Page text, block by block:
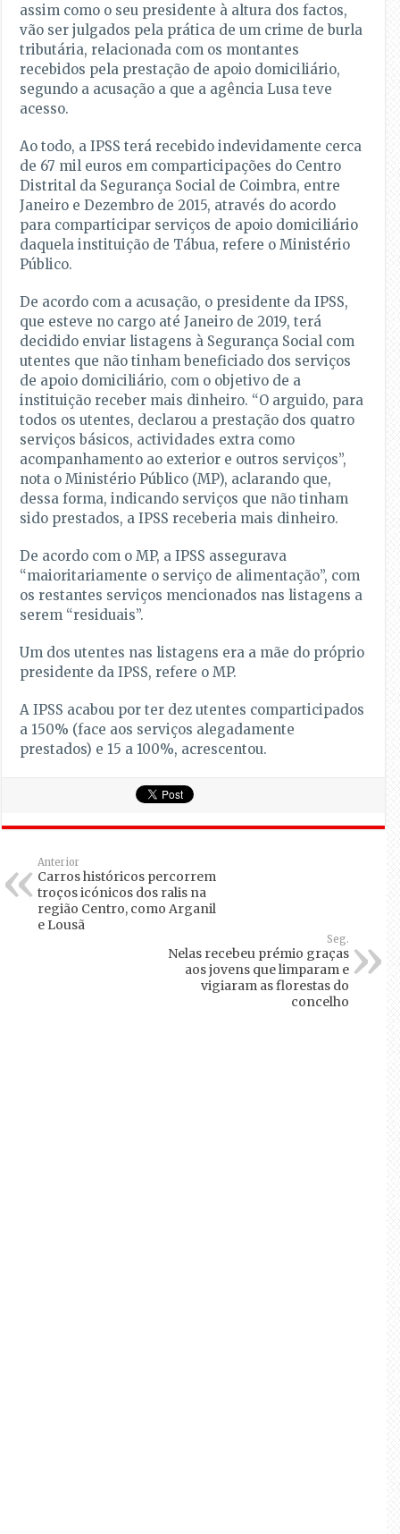
assim como o seu presidente à altura dos factos,
vão ser julgados pela prática de um crime de burla
tributária, relacionada com os montantes
recebidos pela prestação de apoio domiciliário,
segundo a acusação a que a agência Lusa teve
acesso.
Ao todo, a IPSS terá recebido indevidamente cerca
de 67 mil euros em comparticipações do Centro
Distrital da Segurança Social de Coimbra, entre
Janeiro e Dezembro de 2015, através do acordo
para comparticipar serviços de apoio domiciliário
daquela instituição de Tábua, refere o Ministério
Público.
De acordo com a acusação, o presidente da IPSS,
que esteve no cargo até Janeiro de 2019, terá
decidido enviar listagens à Segurança Social com
utentes que não tinham beneficiado dos serviços
de apoio domiciliário, com o objetivo de a
instituição receber mais dinheiro. “O arguido, para
todos os utentes, declarou a prestação dos quatro
serviços básicos, actividades extra como
acompanhamento ao exterior e outros serviços”,
nota o Ministério Público (MP), aclarando que,
dessa forma, indicando serviços que não tinham
sido prestados, a IPSS receberia mais dinheiro.
De acordo com o MP, a IPSS assegurava
“maioritariamente o serviço de alimentação”, com
os restantes serviços mencionados nas listagens a
serem “residuais”.
Um dos utentes nas listagens era a mãe do próprio
presidente da IPSS, refere o MP.
A IPSS acabou por ter dez utentes comparticipados
a 150% (face aos serviços alegadamente
prestados) e 15 a 100%, acrescentou.
Anterior
Carros históricos percorrem
troços icónicos dos ralis na
região Centro, como Arganil
e Lousã
Seg.
Nelas recebeu prémio graças
aos jovens que limparam e
vigiaram as florestas do
concelho